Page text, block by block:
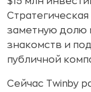
заметную долю
знакомств и
публичной
Сейчас Twinby